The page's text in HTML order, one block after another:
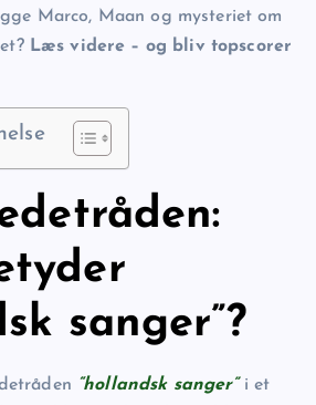
Marco, Maan og mysteriet om
Læs videre – og bliv topscorer
sanger”?
“hollandsk sanger”i et